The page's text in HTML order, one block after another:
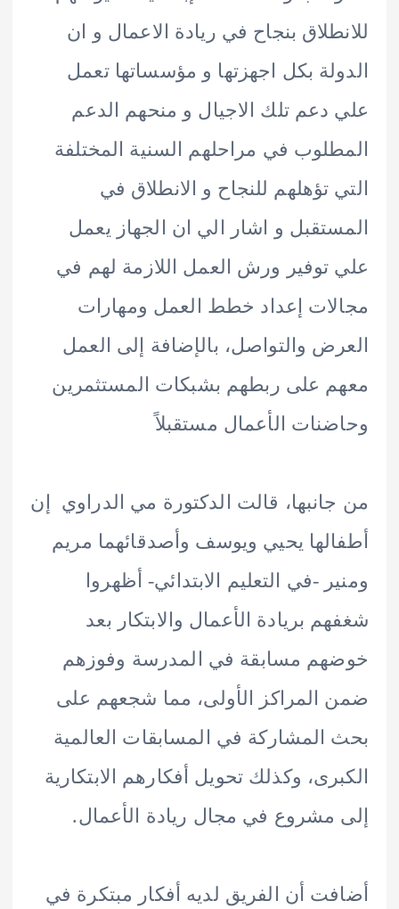
بنجاح في ريادة الاعمال و ان
بكل اجهزتها و مؤسساتها تعمل
دعم تلك الاجيال و منحهم الدعم
في مراحلهم السنية المختلفة
تؤهلهم للنجاح و الانطلاق في
و اشار الي ان الجهاز يعمل
ورش العمل اللازمة لهم في
إعداد خطط العمل ومهارات
والتواصل، بالإضافة إلى العمل
على ربطهم بشبكات المستثمرين
الأعمال مستقبلاً
قالت الدكتورة مي الدراوي إن
يحيي ويوسف وأصدقائهما مريم
-في التعليم الابتدائي- أظهروا
بريادة الأعمال والابتكار بعد
مسابقة في المدرسة وفوزهم
المراكز الأولى، مما شجعهم على
في المسابقات العالمية
وكذلك تحويل أفكارهم الابتكارية
مشروع في مجال ريادة الأعمال.
أن الفريق لديه أفكار مبتكرة في